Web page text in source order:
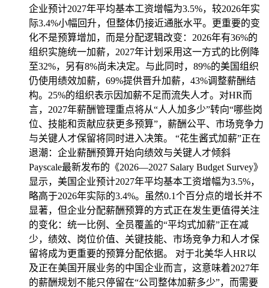
企业预计2027年平均基本工资增幅为3.5%，较2026年实
际3.4%小幅回升，但整体仍接近通胀水平。更重要的变
化不是预算增加，而是分配逻辑改变：2026年有36%的
组织实施统一加薪，2027年计划采用这一方式的比例降
至32%，另有8%尚未决定。与此同时，89%的美国组织
仍使用绩效加薪，69%提供晋升加薪，43%调整薪酬结
构。25%的组织表示因加薪不足而流失人才。对HR而
言，2027年薪酬管理重点将从“人人加多少”转向“哪些岗
位、技能和贡献应获更多预算”，薪酬公平、市场竞争力
与关键人才保留将同时进入决策。 “花生酱式加薪”正在
退潮：企业薪酬预算开始向绩效与关键人才倾斜
Payscale最新发布的《2026—2027 Salary Budget Survey》
显示，美国企业预计2027年平均基本工资增幅为3.5%，
略高于2026年实际的3.4%。虽然0.1个百分点的增长并不
显著，但企业分配薪酬预算的方式正在发生更值得关注
的变化：统一比例、全员覆盖的“平均式加薪”正在减
少，绩效、岗位价值、关键技能、市场竞争力和人才保
留将成为更重要的预算分配依据。 对于北美华人HR以
及正在美国开展业务的中国企业而言，这意味着2027年
的薪酬规划不能只停留在“公司整体加薪多少”，而需要